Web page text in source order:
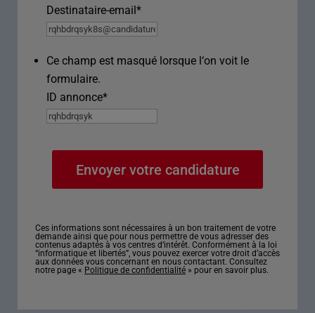
Destinataire-email*
Ce champ est masqué lorsque l‘on voit le
formulaire.
ID annonce*
Ces informations sont nécessaires à un bon traitement de votre
demande ainsi que pour nous permettre de vous adresser des
contenus adaptés à vos centres d’intérêt. Conformément à la loi
“informatique et libertés”, vous pouvez exercer votre droit d’accès
aux données vous concernant en nous contactant. Consultez
notre page « Politique de confidentialité » pour en savoir plus.